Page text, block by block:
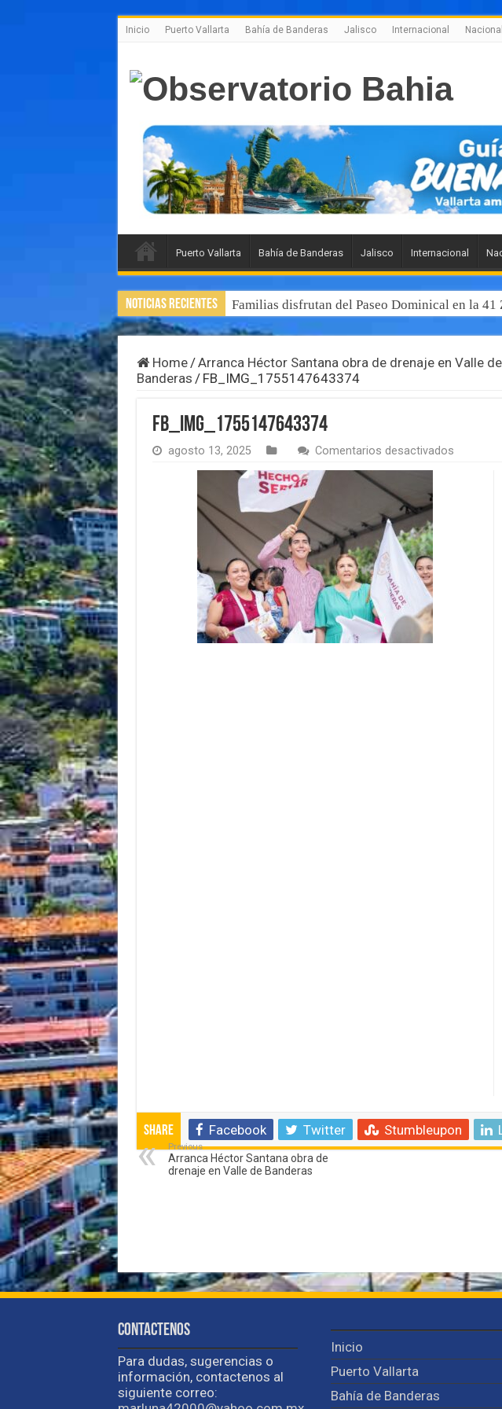
Inicio Puerto Vallarta Bahía de Banderas Jalisco Internacional Nacional
Puerto Vallarta Bahía de Banderas Jalisco Internacional
Noticias Recientes Familias disfrutan del Paseo Dominical en la
Home/Arranca Héctor Santana obra de drenaje en Valle de
Banderas / FB_IMG_1755147643374
FB_IMG_1755147643374
agosto 13, 2025 Comentarios desactivadosen
Share Facebook Twitter Stumbleupon
Previous
Arranca Héctor Santana obra de
drenaje en Valle de Banderas
Contactenos
Para dudas, sugerencias o
información, contactenos al
siguiente correo:
Inicio
Puerto Vallarta
Bahía de Banderas